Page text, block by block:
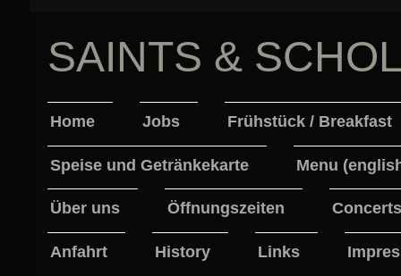
SAINTS &
Home Jobs Frühstück / Breakfast
Speise und Getränkekarte Menu
Über uns Öffnungszeiten Concerts
Anfahrt History Links